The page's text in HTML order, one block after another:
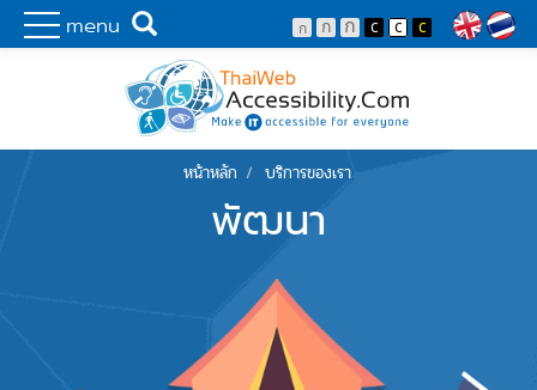
menu
Skip to main content
พัฒนาเว็บไซต์ที่ทุกคนเข้าถึงได้ที่แรก
Search
You are here
หน้าหลัก บริการของเรา
พัฒนา